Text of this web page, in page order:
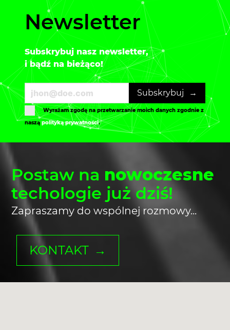
Newsletter
Subskrybuj nasz newsletter,
i bądź na bieżąco!
Subskrybuj
Wyrażam zgodę na przetwarzanie moich danych zgodnie z
naszą polityką prywatności.
Postaw na nowoczesne
techologie już dziś!
Zapraszamy do wspólnej rozmowy...
KONTAKT